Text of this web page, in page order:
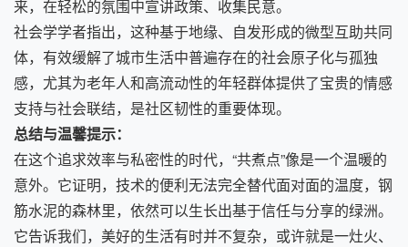
来，在轻松的氛围中宣讲政策、收集民意。
社会学学者指出，这种基于地缘、自发形成的微型互助共同
体，有效缓解了城市生活中普遍存在的社会原子化与孤独
感，尤其为老年人和高流动性的年轻群体提供了宝贵的情感
支持与社会联结，是社区韧性的重要体现。
总结与温馨提示：
在这个追求效率与私密性的时代，“共煮点”像是一个温暖的
意外。它证明，技术的便利无法完全替代面对面的温度，钢
筋水泥的森林里，依然可以生长出基于信任与分享的绿洲。
它告诉我们，美好的生活有时并不复杂，或许就是一灶火、